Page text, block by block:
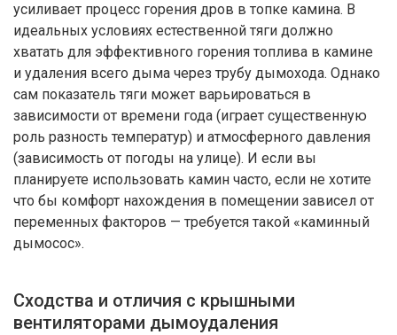
усиливает процесс горения дров в топке камина. В
идеальных условиях естественной тяги должно
хватать для эффективного горения топлива в камине
и удаления всего дыма через трубу дымохода. Однако
сам показатель тяги может варьироваться в
зависимости от времени года (играет существенную
роль разность температур) и атмосферного давления
(зависимость от погоды на улице). И если вы
планируете использовать камин часто, если не хотите
что бы комфорт нахождения в помещении зависел от
переменных факторов — требуется такой «каминный
дымосос».
Сходства и отличия с крышными
вентиляторами дымоудаления